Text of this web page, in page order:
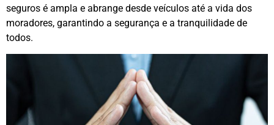
seguros é ampla e abrange desde veículos até a vida dos
moradores, garantindo a segurança e a tranquilidade de
todos.